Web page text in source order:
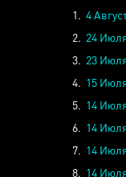
1. 4
2. 24
3. 23
4. 15
5. 14
6. 14
7. 14
8. 14